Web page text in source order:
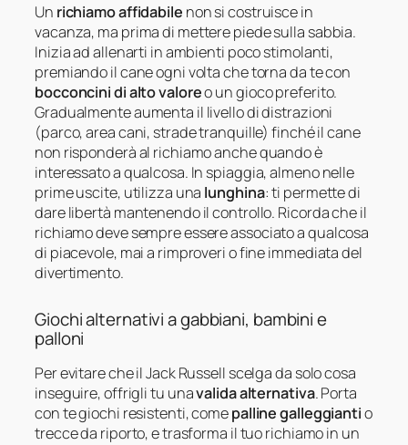
Un richiamo affidabile non si costruisce in
vacanza, ma prima di mettere piede sulla sabbia.
Inizia ad allenarti in ambienti poco stimolanti,
premiando il cane ogni volta che torna da te con
bocconcini di alto valoreo un gioco preferito.
Gradualmente aumenta il livello di distrazioni
(parco, area cani, strade tranquille) finché il cane
non risponderà al richiamo anche quando è
interessato a qualcosa. In spiaggia, almeno nelle
prime uscite, utilizza una lunghina: ti permette di
dare libertà mantenendo il controllo. Ricorda che il
richiamo deve sempre essere associato a qualcosa
di piacevole, mai a rimproveri o fine immediata del
divertimento.
Giochi alternativi a gabbiani, bambini e
palloni
Per evitare che il Jack Russell scelga da solo cosa
inseguire, offrigli tu unavalida alternativa. Porta
con te giochi resistenti, comepalline galleggiantio
trecce da riporto, e trasforma il tuo richiamo in un